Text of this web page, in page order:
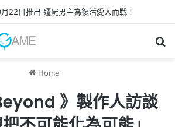
月22日推出 殭屍男主為復活愛人而戰！
Home
》製作人訪談